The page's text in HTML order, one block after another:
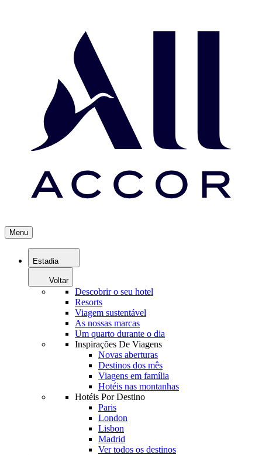
Menu
Estadia
Voltar
Descobrir o seu hotel
Resorts
Viagem sustentável
As nossas marcas
Um quarto durante o dia
Inspirações De Viagens
Novas aberturas
Destinos dos mês
Viagens em família
Hotéis nas montanhas
Hotéis Por Destino
Paris
London
Lisbon
Madrid
Ver todos os destinos